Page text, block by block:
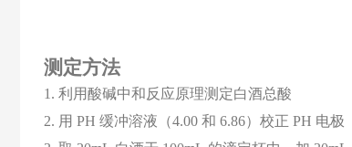
测定方法
1. 利用酸碱中和反应原理测定白酒总酸
2. 用 PH 缓冲溶液（4.00 和 6.86） 校正 PH 电极